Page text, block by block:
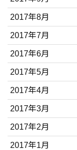
2017年8月
2017年7月
2017年6月
2017年5月
2017年4月
2017年3月
2017年2月
2017年1月